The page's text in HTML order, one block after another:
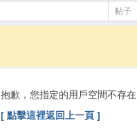
帖子
抱歉，您指定的用戶空間不存在
[ 點擊這裡返回上一頁 ]